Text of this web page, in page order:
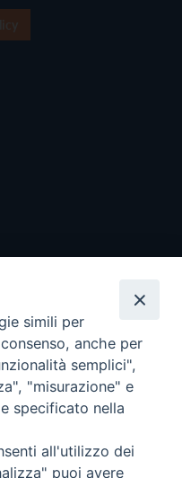
i diritti riservati - Vita
simili per
anche per
semplici",
"misurazione" e
specificato nella
all'utilizzo dei
puoi avere